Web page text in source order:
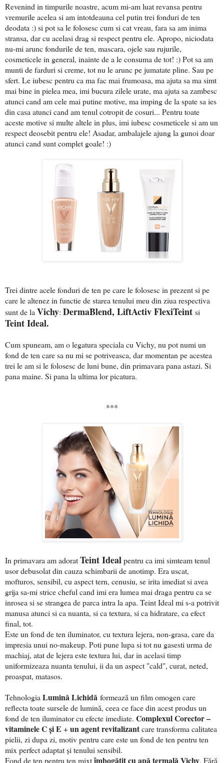
Revenind in timpurile noastre, acum mi-am luat revansa pentru
vremurile acelea si am intotdeauna cel putin trei fonduri de ten
deodata :) si pot sa le folosesc cum si cat vreau, fara sa am inima
stransa, dar cu acelasi drag si respect pentru ele. Apropo, niciodata
nu-mi arunc fondurile de ten, mascara, ojele sau rujurile,
cosmeticele in general, inainte de a le consuma de tot! :) Pot sa am
munti de farduri si creme, tot nu le arunc pe jumatate pline. Sau pe
sfert. Le iubesc pentru ca ma fac mai frumoasa, ma ajuta sa ma simt
mai bine in pielea mea, imi bucura zilele urate, ma ajuta sa zambesc
atunci cand am cele mai putine motive, ma imping de la spate sa ies
din casa atunci cand am tenul cotropit de cosuri... Pentru toate
aceste motive si multe altele in plus, imi iubesc cosmeticele si am un
respect deosebit pentru ele! Asadar, ambalajele ajung la gunoi doar
atunci cand sunt complet goale! :)
Trei dintre acele fonduri de ten pe care le folosesc in prezent si pe
care le altenez in functie de starea tenului meu din ziua respectiva
sunt de la Vichy: DermaBlend, LiftActiv FlexiTeint si
Teint Ideal.
Cum spuneam, am o legatura speciala cu Vichy, nu pot numi un
fond de ten care sa nu mi se potriveasca, dar momentan pe acestea
trei le am si le folosesc de luni bune, din primavara pana astazi. Si
pana maine. Si pana la ultima lor picatura.
***
In primavara am adoratTeint Idealpentru ca imi simteam tenul
usor debusolat din cauza schimbarii de anotimp. Era uscat,
mofturos, sensibil, cu aspect tern, cenusiu, se irita imediat si avea
grija sa-mi strice cheful cand imi era lumea mai draga pentru ca se
inrosea si se strangea de parca intra la apa. Teint Ideal mi s-a potrivit
manusa atunci si ca nuanta, si ca textura, si ca hidratare, ca efect
final, tot.
Este un fond de ten iluminator, cu textura lejera, non-grasa, care da
impresia unui no-makeup. Poti pune lupa si tot nu gasesti urma de
machiaj, atat de lejera este textura lui, dar in acelasi timp
uniformizeaza nuanta tenului, ii da un aspect "cald", curat, neted,
proaspat, matasos.
Tehnologia Lumină Lichidă formează un film omogen care
reflecta toate sursele de lumină, ceea ce face din acest produs un
fond de ten iluminator cu efecte imediate. Complexul Corector –
vitaminele C și E +un agent revitalizantcare transforma calitatea
pielii, zi dupa zi, motiv pentru care este un fond de ten pentru ten
mix perfect adaptat și tenului sensibil.
Fond de ten pentru ten mixtîmbogățit cu apă termală Vichy. Fără